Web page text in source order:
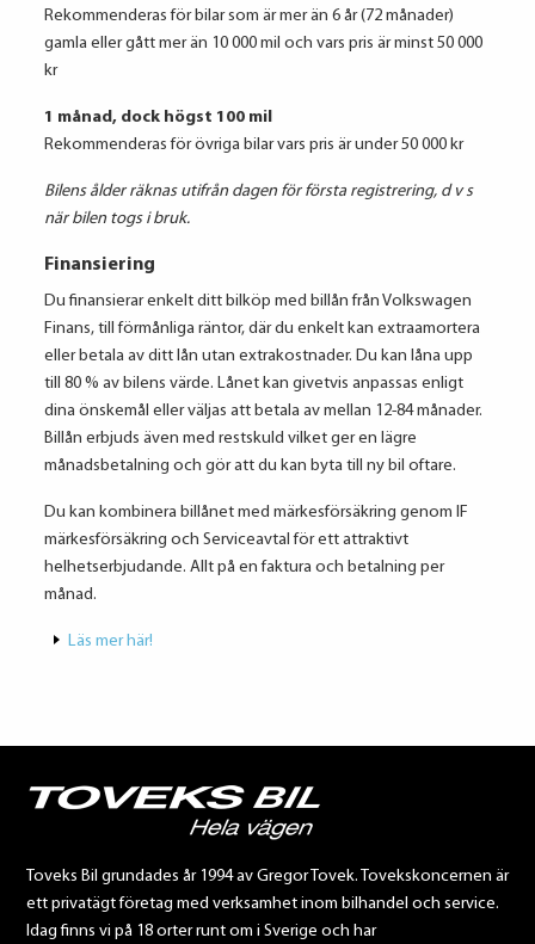
Rekommenderas för bilar som är mer än 6 år (72 månader)
gamla eller gått mer än 10 000 mil och vars pris är minst 50 000
kr
1 månad, dock högst 100 mil
Rekommenderas för övriga bilar vars pris är under 50 000 kr
Bilens ålder räknas utifrån dagen för första registrering, d v s
när bilen togs i bruk.
Finansiering
Du finansierar enkelt ditt bilköp med billån från Volkswagen
Finans, till förmånliga räntor, där du enkelt kan extraamortera
eller betala av ditt lån utan extrakostnader. Du kan låna upp
till 80 % av bilens värde. Lånet kan givetvis anpassas enligt
dina önskemål eller väljas att betala av mellan 12-84 månader.
Billån erbjuds även med restskuld vilket ger en lägre
månadsbetalning och gör att du kan byta till ny bil oftare.
Du kan kombinera billånet med märkesförsäkring genom IF
märkesförsäkring och Serviceavtal för ett attraktivt
helhetserbjudande. Allt på en faktura och betalning per
månad.
Läs mer här!
Toveks Bil grundades år 1994 av Gregor Tovek. Tovekskoncernen är
ett privatägt företag med verksamhet inom bilhandel och service.
Idag finns vi på 18 orter runt om i Sverige och har